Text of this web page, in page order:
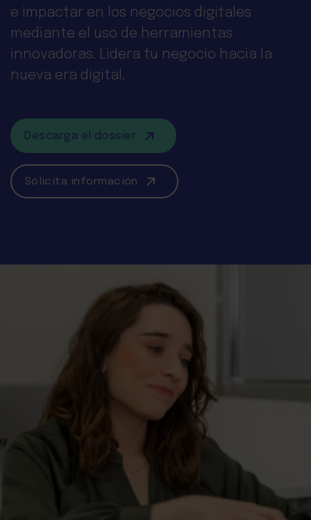
e impactar en los negocios digitales
mediante el uso de herramientas
innovadoras. Lidera tu negocio hacia la
nueva era digital.
Descarga el dossier
Solicita información